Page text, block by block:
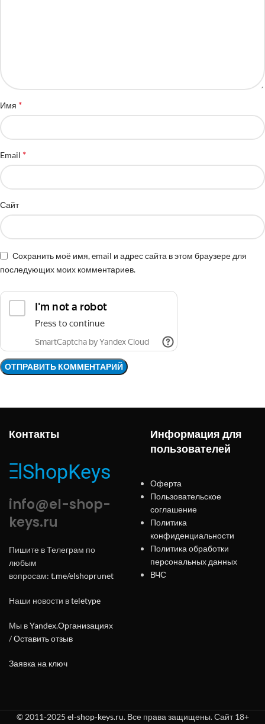
Имя *
Email *
Сайт
Сохранить моё имя, email и адрес сайта в этом браузере для
последующих моих комментариев.
Контакты
info@el-shop-
keys.ru
Пишите в Телеграм по
любым
вопросам: t.me/elshoprunet
Наши новости вteletype
Мы вYandex.Организациях
/Оставить отзыв
Заявка на ключ
Информация для
пользователей
Оферта
Пользовательское
соглашение
Политика
конфиденциальности
Политика обработки
персональных данных
ВЧС
© 2011-2025 el-shop-keys.ru. Все права защищены. Сайт 18+